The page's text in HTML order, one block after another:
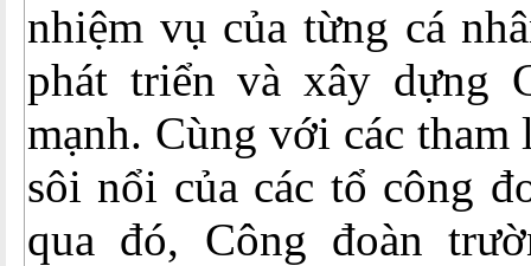
nhiệm vụ của từng cá
phát triển và xây dựng
mạnh. Cùng với các tham
sôi nổi của các tổ công
qua đó, Công đoàn